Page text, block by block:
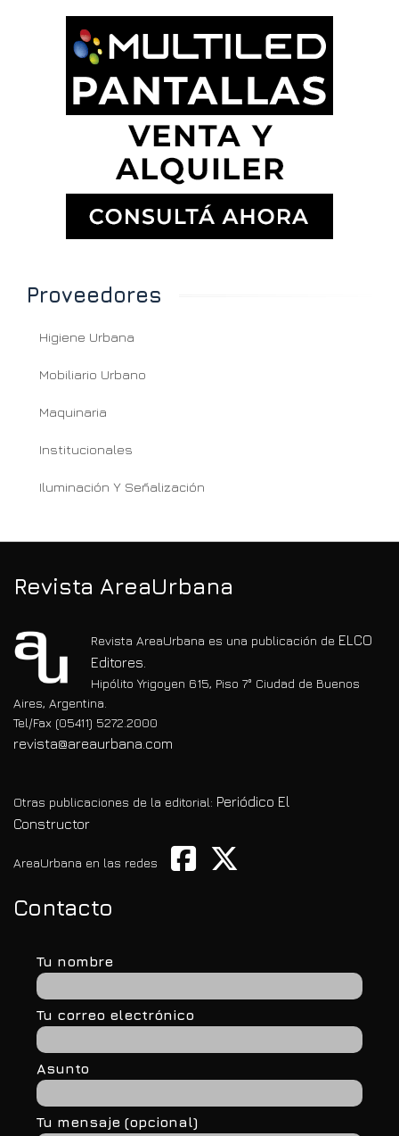
Proveedores
Higiene Urbana
Mobiliario Urbano
Maquinaria
Institucionales
Iluminación Y Señalización
Revista AreaUrbana
Revista AreaUrbana es una publicación de ELCO
Editores.
Hipólito Yrigoyen 615, Piso 7° Ciudad de Buenos
Aires, Argentina.
Tel/Fax (05411) 5272.2000
revista@areaurbana.com
Otras publicaciones de la editorial: Periódico El
Constructor
AreaUrbana en las redes
Contacto
Tu nombre
Tu correo electrónico
Asunto
Tu mensaje (opcional)